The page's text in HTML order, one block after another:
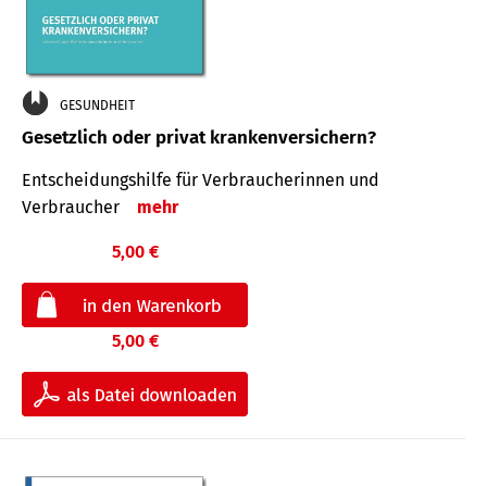
GESUNDHEIT
Gesetzlich oder privat krankenversichern?
Entscheidungshilfe für Verbraucherinnen und
Verbraucher
mehr
5,00 €
5,00 €